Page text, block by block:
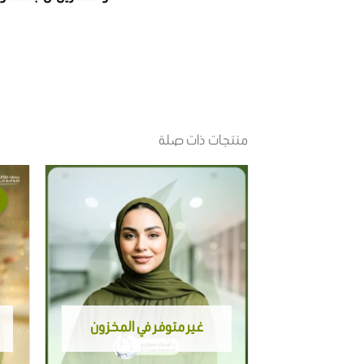
منتجات ذات صلة
غير متوفر في المخزون
من
المختلفة
لهذا